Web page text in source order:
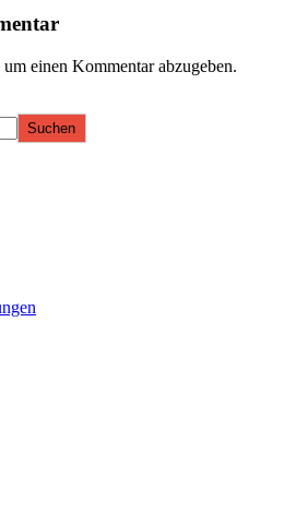
um einen Kommentar abzugeben.
Suchen